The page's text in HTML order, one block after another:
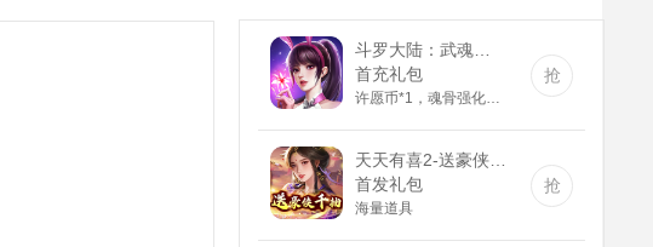
首充礼包
抢
首发礼包
海量道具
抢